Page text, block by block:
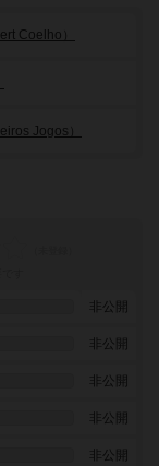
Coelho）
Jogos）
非公開
非公開
非公開
非公開
非公開